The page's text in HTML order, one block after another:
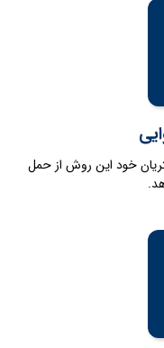
خود این روش از حمل